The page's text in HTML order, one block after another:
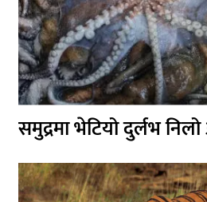
समुद्रमा भेटियो दुर्लभ